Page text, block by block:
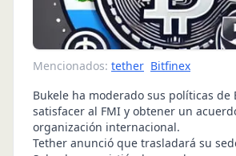
Mencionados: tether Bitfinex
Bukele ha moderado sus políticas de
satisfacer al FMI y obtener un
organización internacional.
Tether anunció que trasladará su